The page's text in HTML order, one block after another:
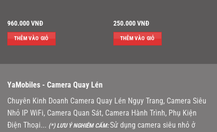
960.000VNĐ
THÊM VÀO GIỎ
250.000VNĐ
THÊM VÀO GIỎ
YaMobiles - Camera Quay Lén
Chuyên Kinh Doanh Camera Quay Lén Ngụy Trang, Camera Siêu
Nhỏ IP WiFi, Camera Quan Sát, Camera Hành Trình, Phụ Kiện
Điện Thoại... (*) LƯU Ý NGHIÊM CẤM:Sử dụng camera siêu nhỏ ở